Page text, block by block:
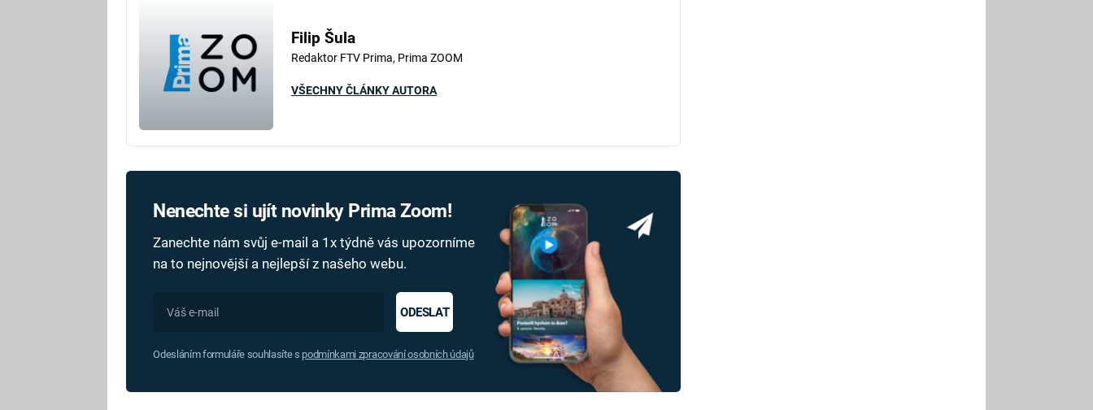
Filip Šula
Redaktor FTV Prima, Prima ZOOM
VŠECHNY ČLÁNKY AUTORA
Nenechte si ujít novinky Prima Zoom!
Zanechte nám svůj e-mail a 1x týdně vás upozorníme
na to nejnovější a nejlepší z našeho webu.
ODESLAT
Odesláním formuláře souhlasíte s podmínkami zpracování osobních údajů